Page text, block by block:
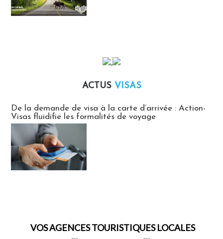
ACTUS VISAS
De la demande de visa à la carte d’arrivée : Action-
Visas fluidifie les formalités de voyage
VOS AGENCES TOURISTIQUES LOCALES